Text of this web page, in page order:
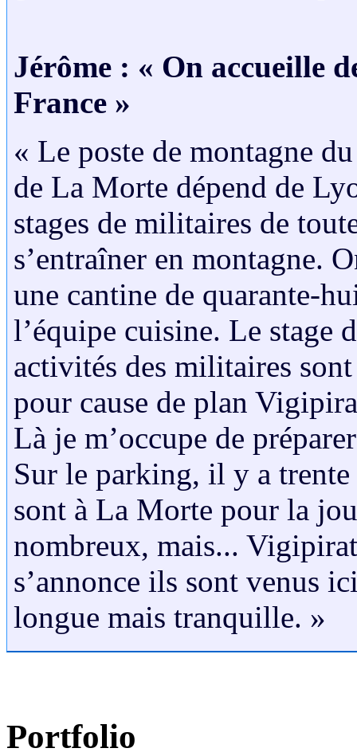
Jérôme : « On accueille
France »
« Le poste de montagne
de La Morte dépend de
stages de militaires de
s’entraîner en montagne.
une cantine de quarante-
l’équipe cuisine. Le stage
activités des militaires
pour cause de plan
Là je m’occupe de
Sur le parking, il y a trente
sont à La Morte pour la
nombreux, mais...
s’annonce ils sont venus
longue mais tranquille. »
Portfolio